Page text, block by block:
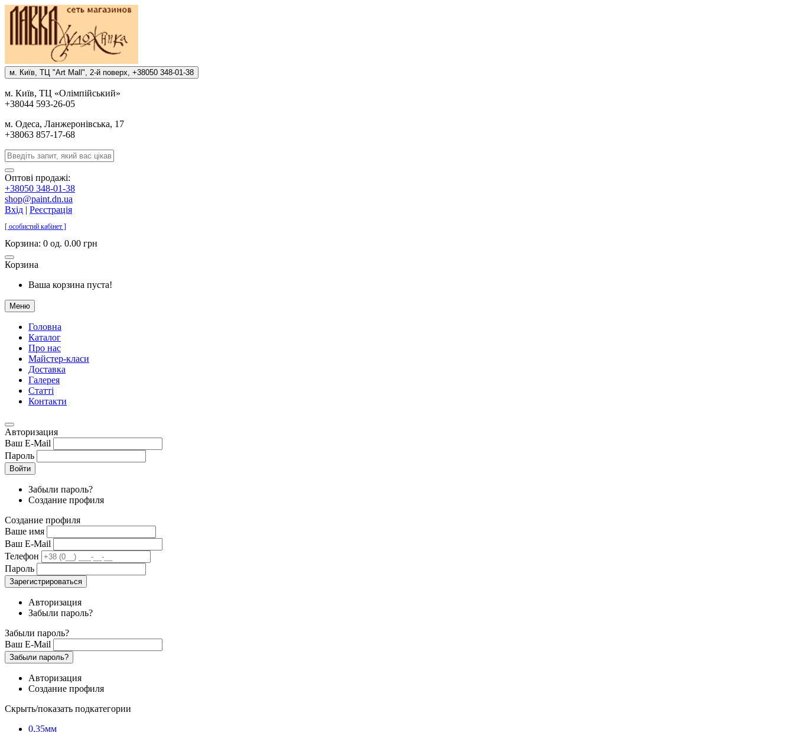
м. Киïв, ТЦ "Art Mall", 2-й поверх, +38050 348-01-38
м. Киïв, ТЦ «Олiмпiйський»
+38044 593-26-05
м. Одеса, Ланжеронiвська, 17
+38063 857-17-68
Оптові продажі:
+38050 348-01-38
shop@paint.dn.ua
Вхід | Реєстрація
[ особистий кабінет ]
Корзина: 0 од. 0.00 грн
Корзина
Ваша корзина пуста!
Меню
Головна
Каталог
Про нас
Майстер-класи
Доставка
Галерея
Статтi
Контакти
Авторизация
Ваш E-Mail
Пароль
Войти
Забыли пароль?
Создание профиля
Создание профиля
Ваше имя
Ваш E-Mail
Телефон
Пароль
Зарегистрироваться
Авторизация
Забыли пароль?
Забыли пароль?
Ваш E-Mail
Забыли пароль?
Авторизация
Создание профиля
Скрыть/показать подкатегории
0,35мм